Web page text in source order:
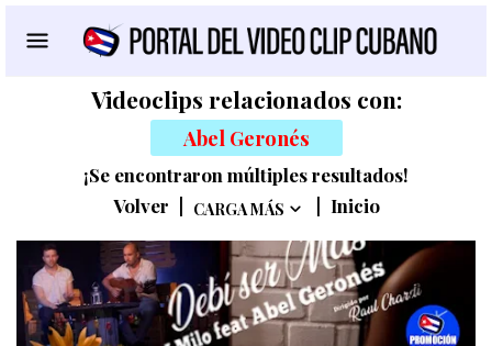
Videoclips relacionados con:
Abel Geronés
¡Se encontraron múltiples resultados!
Volver
CARGA MÁS Inicio